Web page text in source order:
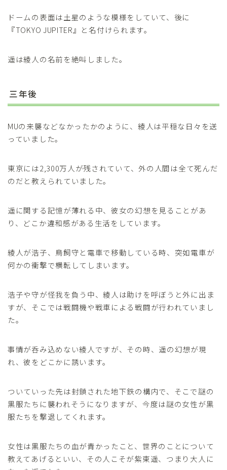
ドームの表面は土星のような模様をしていて、後に
『TOKYO JUPITER』と名付けられます。
遥は綾人の名前を絶叫しました。
三年後
MUの来襲などなかったかのように、綾人は平穏な日々を送
っていました。
東京には2,300万人が残されていて、外の人間は全て死んだ
のだと教えられていました。
遥に関する記憶が薄れる中、彼女の幻想を見ることがあ
り、どこか違和感がある生活をしています。
綾人が浩子、鳥飼守と電車で移動している時、突如電車が
何かの衝撃で横転してしまいます。
浩子や守が怪我を負う中、綾人は助けを呼ぼうと外に出ま
すが、そこでは戦闘機や戦車による戦闘が行われていまし
た。
事情が呑み込めない綾人ですが、その時、遥の幻想が現
れ、彼をどこかに誘います。
ついていった先は封鎖された地下鉄の構内で、そこで謎の
黒服たちに襲われそうになりますが、今度は謎の女性が黒
服たちを撃退してくれます。
女性は黒服たちの血が青かったこと、世界のことについて
教えてあげるといい、その人こそが紫東遥、つまり大人に